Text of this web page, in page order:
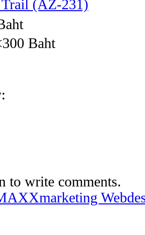
300 Baht
to write comments.